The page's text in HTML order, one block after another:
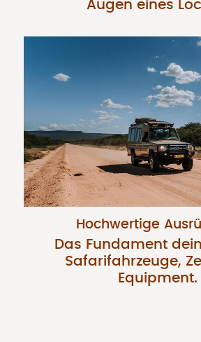
Augen eines
Hochwertige
Das Fundament
Safarifahrzeuge,
Equipment.